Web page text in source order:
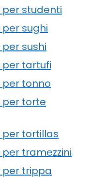
per studenti
sughi
sushi
per tartufi
per tonno
per torte
per tortillas
tramezzini
per trippa